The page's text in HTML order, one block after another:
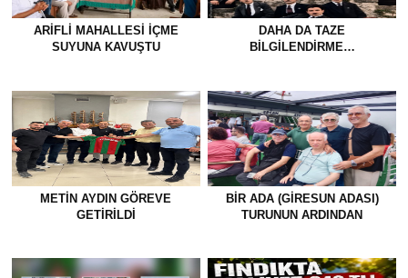
ARIFLI MAHALLESI İÇME
SUYUNA KAVUŞTU
DAHA DA TAZE
BİLGİLENDİRME…
METİN AYDIN GÖREVE
GETİRİLDİ
BİR ADA (GİRESUN ADASI)
TURUNUN ARDINDAN